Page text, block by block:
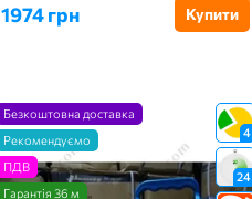
1974 грн Купити
4
24
Безкоштовна доставка
Рекомендуємо
ПДВ
Гарантія 36 м